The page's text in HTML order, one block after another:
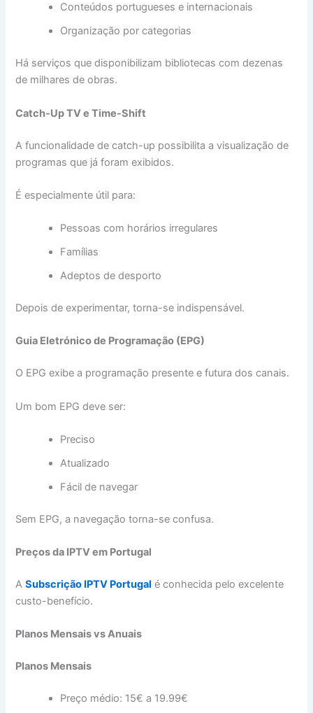
Conteúdos portugueses e internacionais
Organização por categorias
Há serviços que disponibilizam bibliotecas com dezenas
de milhares de obras.
Catch-Up TV e Time-Shift
A funcionalidade de catch-up possibilita a visualização de
programas que já foram exibidos.
É especialmente útil para:
Pessoas com horários irregulares
Famílias
Adeptos de desporto
Depois de experimentar, torna-se indispensável.
Guia Eletrónico de Programação (EPG)
O EPG exibe a programação presente e futura dos canais.
Um bom EPG deve ser:
Preciso
Atualizado
Fácil de navegar
Sem EPG, a navegação torna-se confusa.
Preços da IPTV em Portugal
ASubscrição IPTV Portugal é conhecida pelo excelente
custo-benefício.
Planos Mensais vs Anuais
Planos Mensais
Preço médio: 15€ a 19.99€